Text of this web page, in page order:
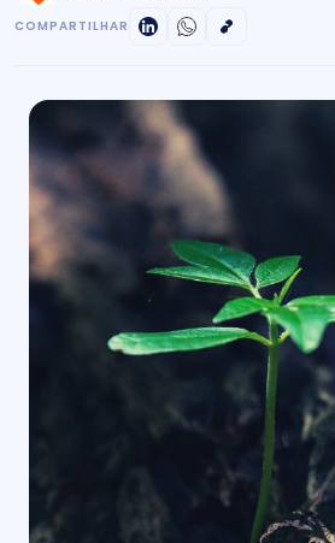
COMPARTILHAR